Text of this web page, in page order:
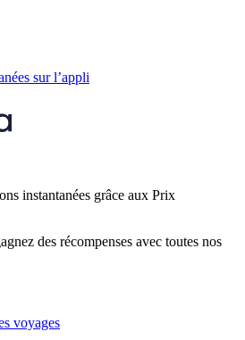
sur l’appli
instantanées grâce aux Prix
des récompenses avec toutes nos
voyages